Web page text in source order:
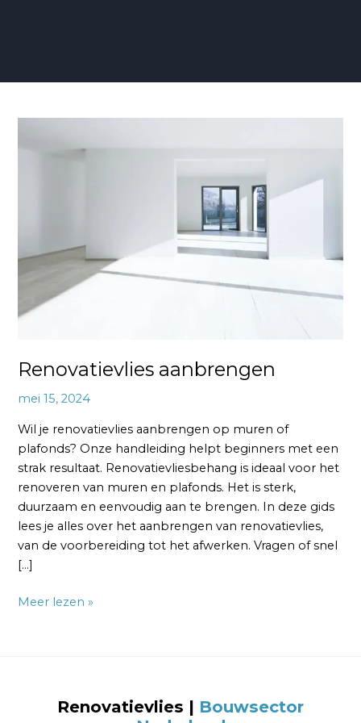
Renovatievlies aanbrengen
mei 15, 2024
Wil je renovatievlies aanbrengen op muren of
plafonds? Onze handleiding helpt beginners met een
strak resultaat. Renovatievliesbehang is ideaal voor het
renoveren van muren en plafonds. Het is sterk,
duurzaam en eenvoudig aan te brengen. In deze gids
lees je alles over het aanbrengen van renovatievlies,
van de voorbereiding tot het afwerken. Vragen of snel
[…]
aanbrengen
Meer lezen »
Renovatievlies | Bouwsector